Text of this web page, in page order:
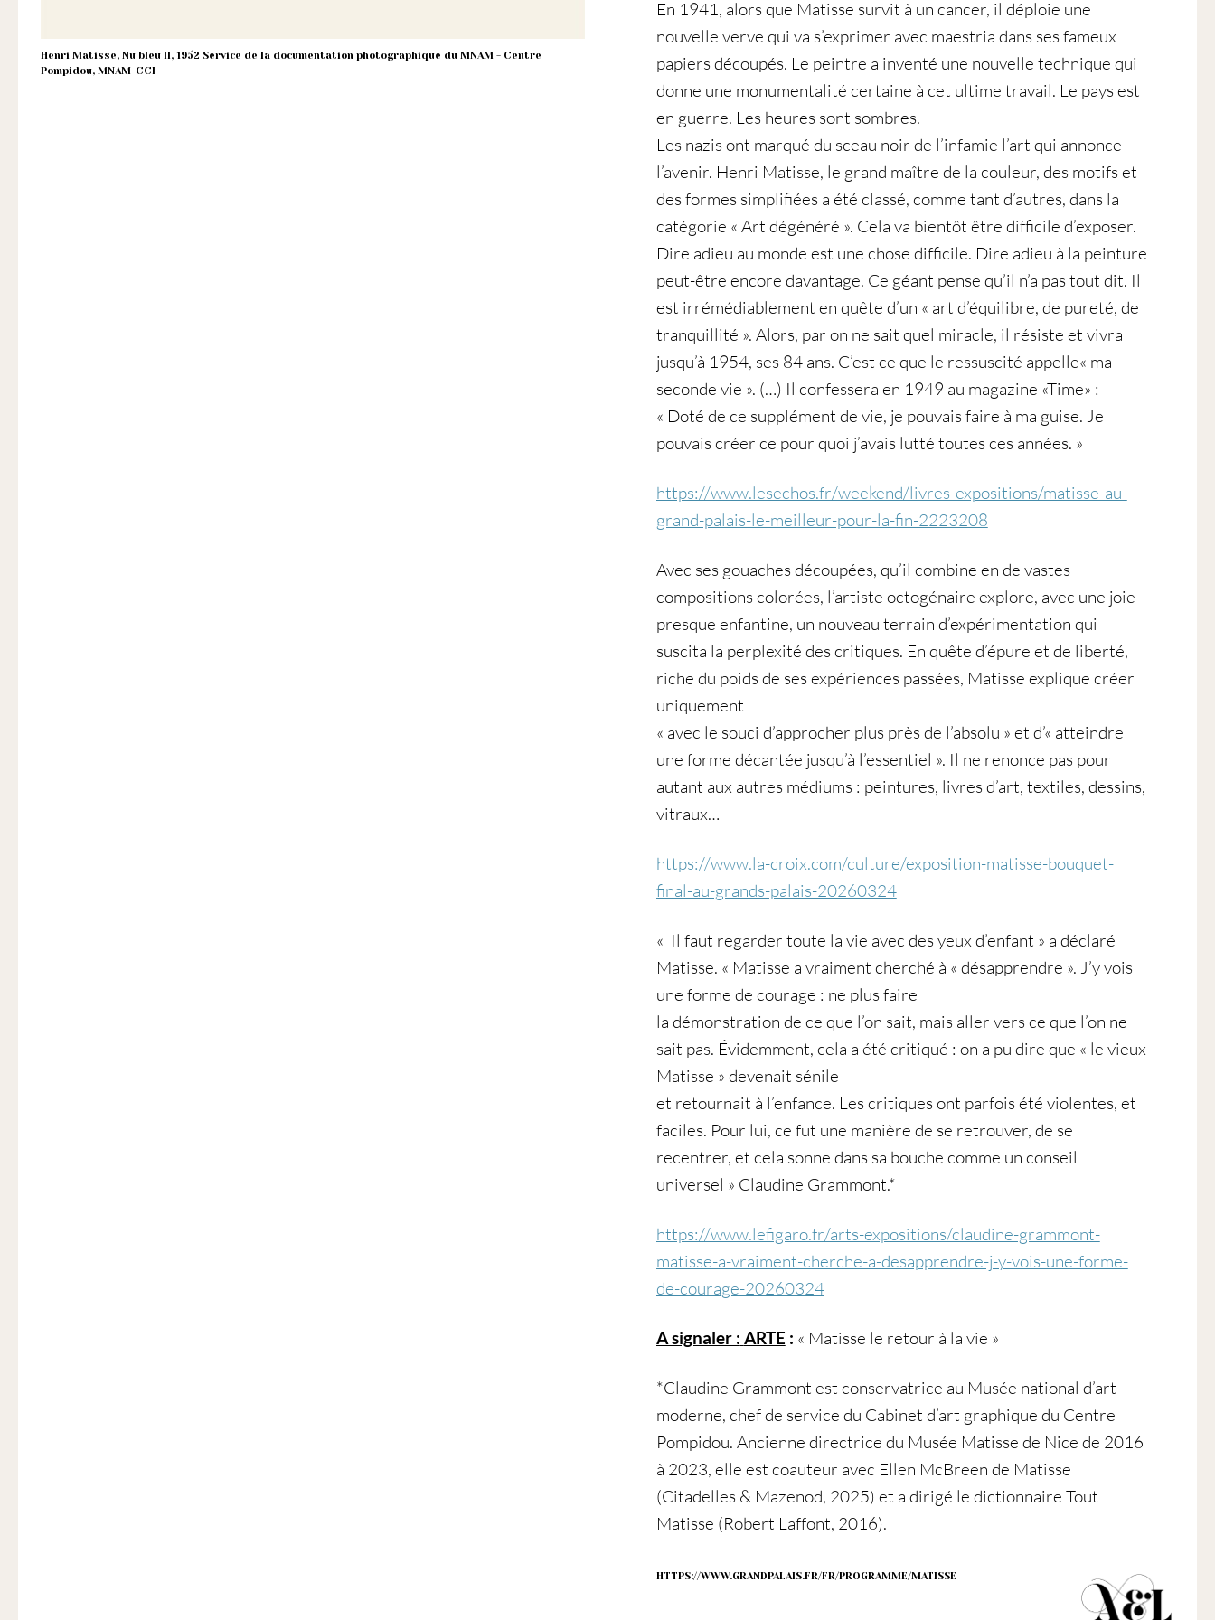
Henri Matisse, Nu bleu II, 1952 Service de la documentation photographique du MNAM - Centre
Pompidou, MNAM-CCI
En 1941, alors que Matisse survit à un cancer, il déploie une
nouvelle verve qui va s’exprimer avec maestria dans ses fameux
papiers découpés. Le peintre a inventé une nouvelle technique qui
donne une monumentalité certaine à cet ultime travail. Le pays est
en guerre. Les heures sont sombres.
Les nazis ont marqué du sceau noir de l’infamie l’art qui annonce
l’avenir. Henri Matisse, le grand maître de la couleur, des motifs et
des formes simplifiées a été classé, comme tant d’autres, dans la
catégorie « Art dégénéré ». Cela va bientôt être difficile d’exposer.
Dire adieu au monde est une chose difficile. Dire adieu à la peinture
peut-être encore davantage. Ce géant pense qu’il n’a pas tout dit. Il
est irrémédiablement en quête d’un « art d’équilibre, de pureté, de
tranquillité ». Alors, par on ne sait quel miracle, il résiste et vivra
jusqu’à 1954, ses 84 ans. C’est ce que le ressuscité appelle« ma
seconde vie ». (…) Il confessera en 1949 au magazine «Time» :
« Doté de ce supplément de vie, je pouvais faire à ma guise. Je
pouvais créer ce pour quoi j’avais lutté toutes ces années. »
https://www.lesechos.fr/weekend/livres-expositions/matisse-au-
grand-palais-le-meilleur-pour-la-fin-2223208
Avec ses gouaches découpées, qu’il combine en de vastes
compositions colorées, l’artiste octogénaire explore, avec une joie
presque enfantine, un nouveau terrain d’expérimentation qui
suscita la perplexité des critiques. En quête d’épure et de liberté,
riche du poids de ses expériences passées, Matisse explique créer
uniquement
« avec le souci d’approcher plus près de l’absolu » et d’« atteindre
une forme décantée jusqu’à l’essentiel ». Il ne renonce pas pour
autant aux autres médiums : peintures, livres d’art, textiles, dessins,
vitraux…
https://www.la-croix.com/culture/exposition-matisse-bouquet-
final-au-grands-palais-20260324
« Il faut regarder toute la vie avec des yeux d’enfant » a déclaré
Matisse. « Matisse a vraiment cherché à « désapprendre ». J’y vois
une forme de courage : ne plus faire
la démonstration de ce que l’on sait, mais aller vers ce que l’on ne
sait pas. Évidemment, cela a été critiqué : on a pu dire que « le vieux
Matisse » devenait sénile
et retournait à l’enfance. Les critiques ont parfois été violentes, et
faciles. Pour lui, ce fut une manière de se retrouver, de se
recentrer, et cela sonne dans sa bouche comme un conseil
universel » Claudine Grammont.*
https://www.lefigaro.fr/arts-expositions/claudine-grammont-
matisse-a-vraiment-cherche-a-desapprendre-j-y-vois-une-forme-
de-courage-20260324
A signaler : ARTE : « Matisse le retour à la vie »
*Claudine Grammont est conservatrice au Musée national d’art
moderne, chef de service du Cabinet d’art graphique du Centre
Pompidou. Ancienne directrice du Musée Matisse de Nice de 2016
à 2023, elle est coauteur avec Ellen McBreen de Matisse
(Citadelles & Mazenod, 2025) et a dirigé le dictionnaire Tout
Matisse (Robert Laffont, 2016).
HTTPS://WWW.GRANDPALAIS.FR/FR/PROGRAMME/MATISSE